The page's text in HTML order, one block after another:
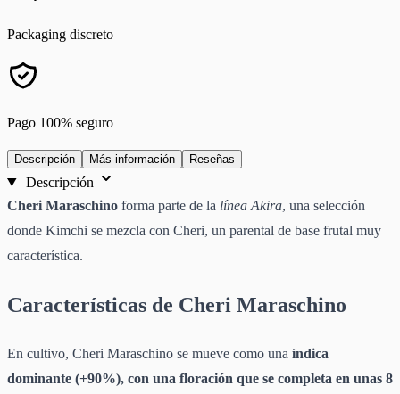
Packaging discreto
Pago 100% seguro
Descripción Más información Reseñas
Descripción
Cheri Maraschino forma parte de la línea Akira, una selección
donde Kimchi se mezcla con Cheri, un parental de base frutal muy
característica.
Características de Cheri Maraschino
En cultivo, Cheri Maraschino se mueve como una índica
dominante (+90%), con una floración que se completa en unas 8